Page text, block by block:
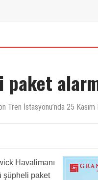
paket
Tren İstasyonu’nda 25
Havalimanı
şüpheli paket